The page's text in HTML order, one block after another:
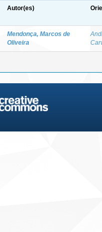
Autor(es)
Mendonça, Marcos de
Oliveira